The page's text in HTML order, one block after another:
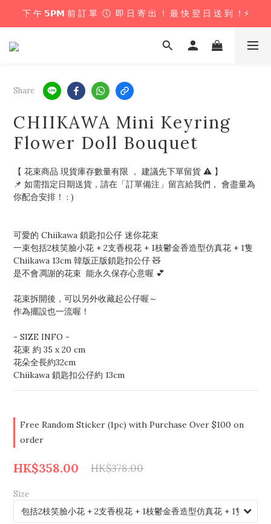
下 午 𝟱𝗣𝗠 前 訂 單  🕔  即 日 寄 出 ！ 最 快 翌 日 送 到 ！⚡️
下 午 𝟱𝗣𝗠 前 訂 單  🕔  即 日 寄 出 ！ 最 快 翌 日 送 到 ！⚡️
📦 購 物 滿 $𝟲𝟬𝟬 即 享 免 運 優 惠 ！ (公仔花束商品除外) 📦
下 午 𝟱𝗣𝗠 前 訂 單  🕔  即 日 寄 出 ！ 最 快 翌 日 送 到 ！⚡️
Share
CHIIKAWA Mini Keyring
Flower Doll Bouquet
【 花束商品 現貨庫存數量有限 ， 建議先下單留貨 ⚠️ 】
📌 如需指定日期送貨，請在「訂單備注」留言給我們， 會盡量為
你配合安排！ : )
可愛的 Chiikawa 鎖匙扣公仔 迷你花束
一束包括2枝笑臉小花 + 2支香梘花 + 1枝鬱金香造型仿真花 + 1隻
Chiikawa 13cm 韓版正版鎖匙扣公仔 🧸
是不會凋謝的花束  能永久保存心意喔 💕
花束拆開後，可以另外收藏起公仔喔～
作為擺設也一流喔！
- SIZE INFO -
花束 約 35 x 20 cm
花朵全長約32cm
Chiikawa 鎖匙扣公仔約 13cm
Free Random Sticker (1pc) with Purchase Over $100 on
order
HK$358.00 HK$378.00
Size